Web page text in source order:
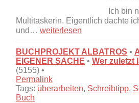
Ich bin
Multitaskerin. Eigentlich dachte
und… weiterlesen
BUCHPROJEKT ALBATROS •
EIGENER SACHE • Wer zuletzt
(5155) •
Permalink
Tags: überarbeiten, Schreibtipp,
Buch